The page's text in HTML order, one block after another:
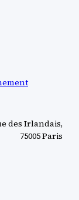
des Irlandais,
75005 Paris